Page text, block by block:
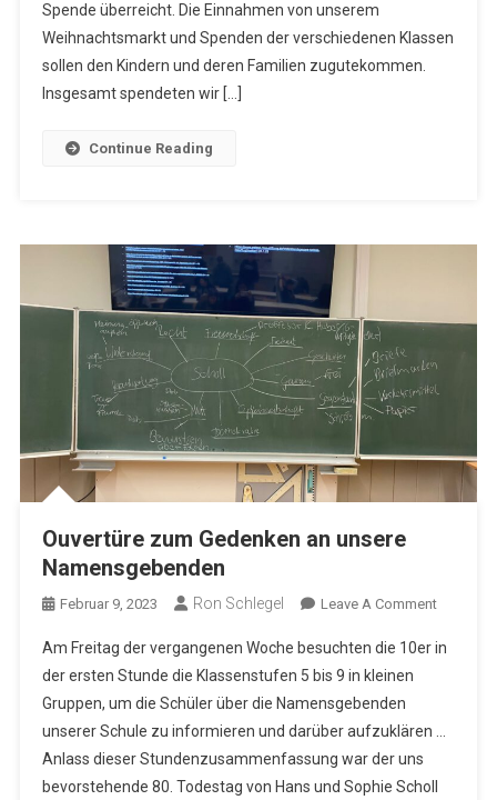
An
Spende überreicht. Die Einnahmen von unserem
Weihnachtsmarkt und Spenden der verschiedenen Klassen
sollen den Kindern und deren Familien zugutekommen.
Insgesamt spendeten wir […]
Continue Reading
Ouvertüre zum Gedenken an unsere
Namensgebenden
Februar 9, 2023 Ron Schlegel Leave A CommentOn
Zum
Am Freitag der vergangenen Woche besuchten die 10er in
der ersten Stunde die Klassenstufen 5 bis 9 in kleinen
Gruppen, um die Schüler über die Namensgebenden
unserer Schule zu informieren und darüber aufzuklären …
Anlass dieser Stundenzusammenfassung war der uns
bevorstehende 80. Todestag von Hans und Sophie Scholl